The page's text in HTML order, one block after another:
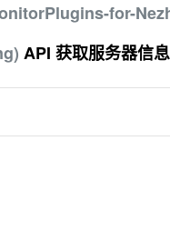
for-
API 获取服务器信